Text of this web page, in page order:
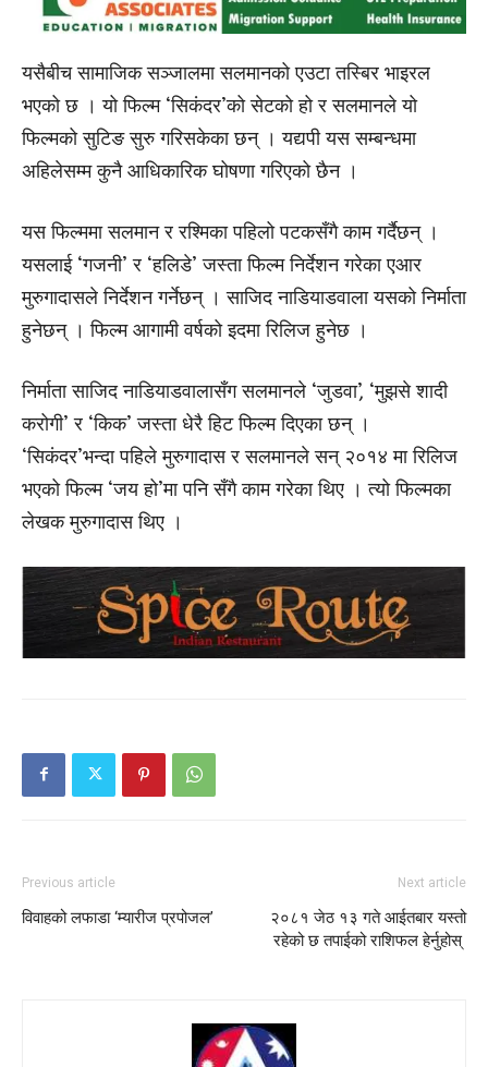
यसैबीच सामाजिक सञ्जालमा सलमानको एउटा तस्बिर भाइरल
भएको छ । यो फिल्म ‘सिकंदर’को सेटको हो र सलमानले यो
फिल्मको सुटिङ सुरु गरिसकेका छन् । यद्यपी यस सम्बन्धमा
अहिलेसम्म कुनै आधिकारिक घोषणा गरिएको छैन ।
यस फिल्ममा सलमान र रश्मिका पहिलो पटकसँगै काम गर्दैछन् ।
यसलाई ‘गजनी’ र ‘हलिडे’ जस्ता फिल्म निर्देशन गरेका एआर
मुरुगादासले निर्देशन गर्नेछन् । साजिद नाडियाडवाला यसको निर्माता
हुनेछन् । फिल्म आगामी वर्षको इदमा रिलिज हुनेछ ।
निर्माता साजिद नाडियाडवालासँग सलमानले ‘जुडवा’, ‘मुझसे शादी
करोगी’ र ‘किक’ जस्ता धेरै हिट फिल्म दिएका छन् ।
‘सिकंदर’भन्दा पहिले मुरुगादास र सलमानले सन् २०१४ मा रिलिज
भएको फिल्म ‘जय हो’मा पनि सँगै काम गरेका थिए । त्यो फिल्मका
लेखक मुरुगादास थिए ।
Previous article
विवाहको लफाडा ‘म्यारीज प्रपोजल’
Next article
२०८१ जेठ १३ गते आईतबार यस्तो
रहेको छ तपाईको राशिफल हेर्नुहोस्